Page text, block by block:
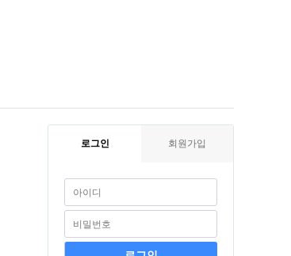
로그인 회원가입